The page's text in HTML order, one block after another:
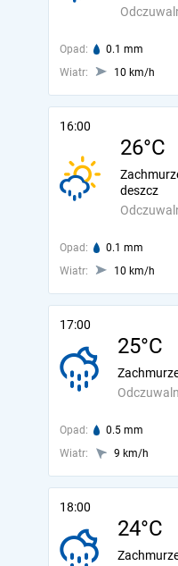
Opad: 0.1 mm
Wiatr:
10 km/h
16:00
26°C
deszcz
Opad: 0.1 mm
Wiatr:
10 km/h
17:00
25°C
Opad: 0.5 mm
Wiatr:
9 km/h
18:00
24°C